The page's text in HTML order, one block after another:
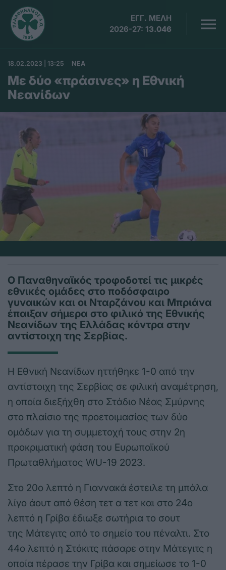
ΕΓΓ. ΜΕΛΗ
2026-27: 13.046
18.02.2023 | 13:25 ΝΕΑ
Με δύο «πράσινες» η Εθνική
Νεανίδων
Ο Παναθηναϊκός τροφοδοτεί τις μικρές
εθνικές ομάδες στο ποδόσφαιρο
γυναικών και οι Νταρζάνου και Μπριάνα
έπαιξαν σήμερα στο φιλικό της Εθνικής
Νεανίδων της Ελλάδας κόντρα στην
αντίστοιχη της Σερβίας.
Η Εθνική Νεανίδων ηττήθηκε 1-0 από την
αντίστοιχη της Σερβίας σε φιλική αναμέτρηση,
η οποία διεξήχθη στο Στάδιο Νέας Σμύρνης
στο πλαίσιο της προετοιμασίας των δύο
ομάδων για τη συμμετοχή τους στην 2η
προκριματική φάση του Ευρωπαϊκού
Πρωταθλήματος WU-19 2023.
Στο 20ο λεπτό η Γιαννακά έστειλε τη μπάλα
λίγο άουτ από θέση τετ α τετ και στο 24ο
λεπτό η Γρίβα έδιωξε σωτήρια το σουτ
της Μάτεγιτς από το σημείο του πέναλτι. Στο
44ο λεπτό η Στόκιτς πάσαρε στην Μάτεγιτς η
οποία πέρασε την Γρίβα και σημείωσε το 1-0